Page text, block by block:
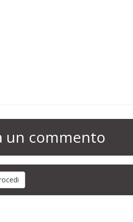
un commento